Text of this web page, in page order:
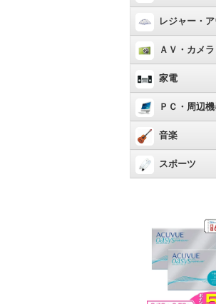
レジャー・
ＡＶ・カメラ
家電
ＰＣ・周辺
音楽
スポーツ